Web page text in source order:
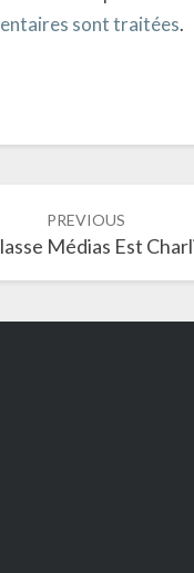
sont traitées.
PREVIOUS
Médias Est